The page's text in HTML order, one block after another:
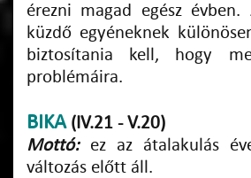
érezni magad egész
küzdő egyéneknek
biztosítania kell, hogy
problémáira.
BIKA (IV.21 - V.20)
Mottó:ez az átalakulás
változás előtt áll.